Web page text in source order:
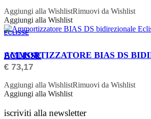
Aggiungi alla WishlistRimuovi da Wishlist
Aggiungi alla Wishlist
ECLISSE
ORDINABILE
AMMORTIZZATORE BIAS DS BIDIREZIONALE – ECLISSE
€ 73,17
Aggiungi alla WishlistRimuovi da Wishlist
Aggiungi alla Wishlist
iscriviti alla newsletter